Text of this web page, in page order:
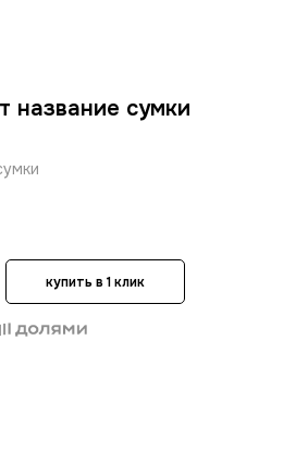
название сумки
купить в 1 клик